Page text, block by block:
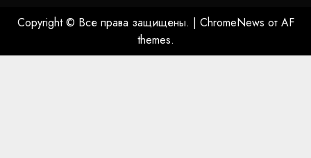
Copyright © Все права защищены. | ChromeNews от AF
themes.